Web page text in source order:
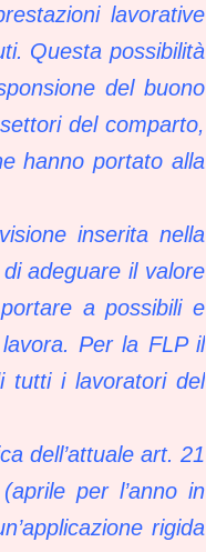
lavorative
Questa possibilità
del buono
del comparto,
hanno portato alla
inserita nella
adeguare il valore
a possibili e
Per la FLP il
tutti i lavoratori del
dell’attuale art. 21
per l’anno in
rigida